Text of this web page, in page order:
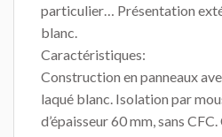
particulier… Présentation
blanc.
Caractéristiques:
Construction en panneaux
laqué blanc. Isolation par
d’épaisseur 60 mm, sans